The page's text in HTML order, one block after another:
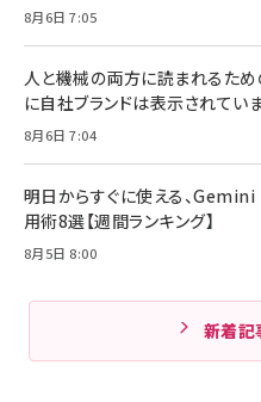
8月6日 7:05
人と機械の両方に読まれるため
に自社ブランドは表示されてい
8月6日 7:04
明日からすぐに使える、
用術8選【週間ランキング】
8月5日 8:00
新着記